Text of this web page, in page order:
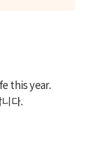
this year.
다.